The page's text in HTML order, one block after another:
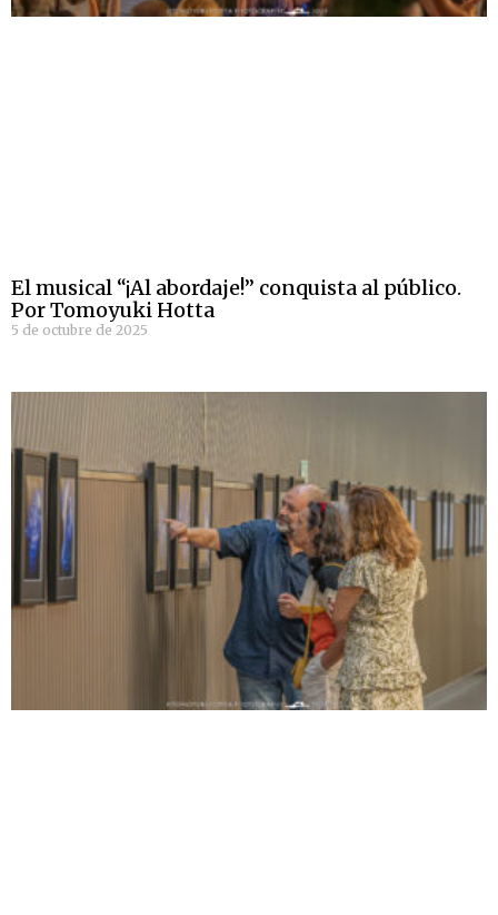
El musical “¡Al abordaje!” conquista al público.
Por Tomoyuki Hotta
5 de octubre de 2025